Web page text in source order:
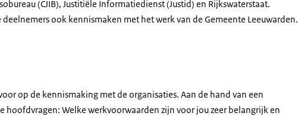
(CJIB), Justitiële Informatiedienst (Justid) en Rijkswaterstaat.
ook kennismaken met het werk van de Gemeente Leeuwarden.
op de kennismaking met de organisaties. Aan de hand van een
hoofdvragen: Welke werkvoorwaarden zijn voor jou zeer belangrijk en